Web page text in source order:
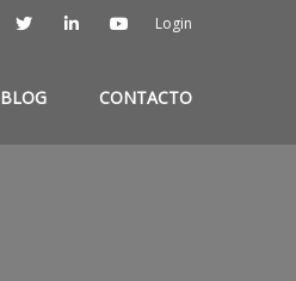
Login
BLOG CONTACTO